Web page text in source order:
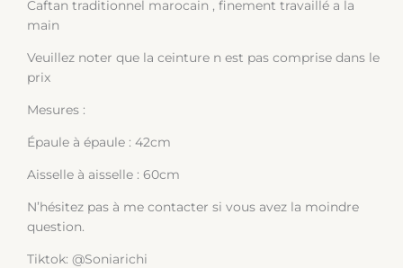
Caftan traditionnel marocain , finement travaillé a la
main
Veuillez noter que la ceinture n est pas comprise dans le
prix
Mesures :
Épaule à épaule : 42cm
Aisselle à aisselle : 60cm
N’hésitez pas à me contacter si vous avez la moindre
question.
Tiktok: @Soniarichi